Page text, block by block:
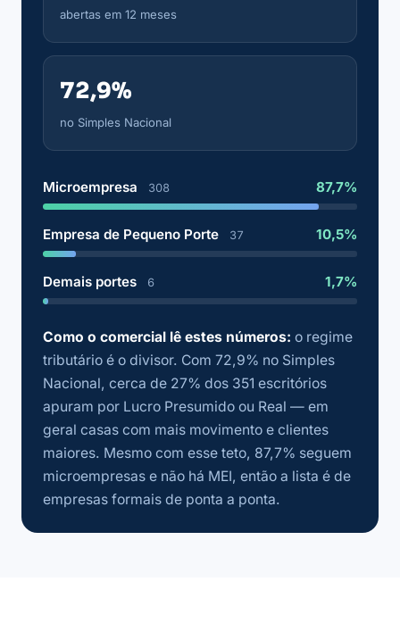
abertas em 12 meses
72,9%
no Simples Nacional
Microempresa 308 87,7%
Empresa de Pequeno Porte 37 10,5%
Demais portes 6 1,7%
Como o comercial lê estes números: o regime
tributário é o divisor. Com 72,9% no Simples
Nacional, cerca de 27% dos 351 escritórios
apuram por Lucro Presumido ou Real — em
geral casas com mais movimento e clientes
maiores. Mesmo com esse teto, 87,7% seguem
microempresas e não há MEI, então a lista é de
empresas formais de ponta a ponta.